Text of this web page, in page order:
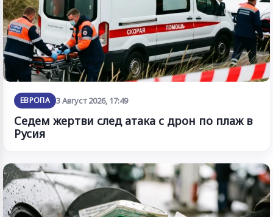
ЕВРОПА 3 Август 2026, 17:49
Седем жертви след атака с дрон по плаж в
Русия